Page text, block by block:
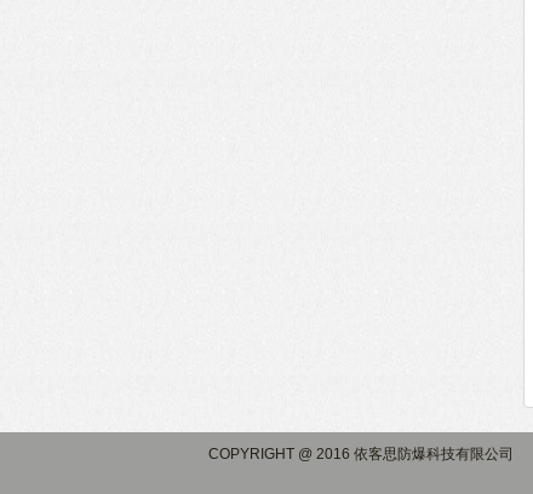
COPYRIGHT @ 2016 依客思防爆科技有限公司